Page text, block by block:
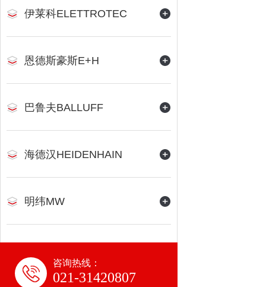
伊莱科ELETTROTEC
恩德斯豪斯E+H
巴鲁夫BALLUFF
海德汉HEIDENHAIN
明纬MW
咨询热线：
021-31420807